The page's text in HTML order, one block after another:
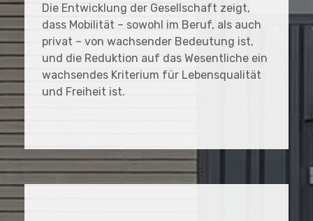
Die Entwicklung der Gesellschaft zeigt,
dass Mobilität – sowohl im Beruf, als auch
privat – von wachsender Bedeutung ist,
und die Reduktion auf das Wesentliche ein
wachsendes Kriterium für Lebensqualität
und Freiheit ist.